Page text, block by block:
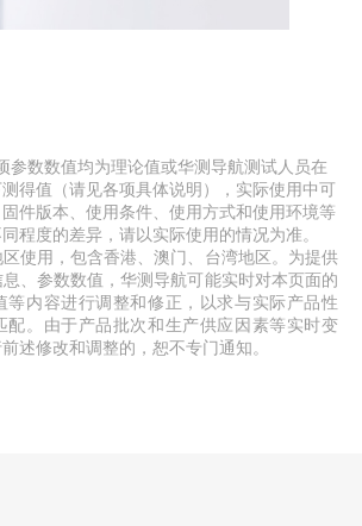
参数数值均为理论值或华测导航测试人员在
得值（请见各项具体说明），实际使用中可
件版本、使用条件、使用方式和使用环境等
程度的差异，请以实际使用的情况为准。
使用，包含香港、澳门、台湾地区。为提供
、参数数值，华测导航可能实时对本页面的
等内容进行调整和修正，以求与实际产品性
配。由于产品批次和生产供应因素等实时变
述修改和调整的，恕不专门通知。